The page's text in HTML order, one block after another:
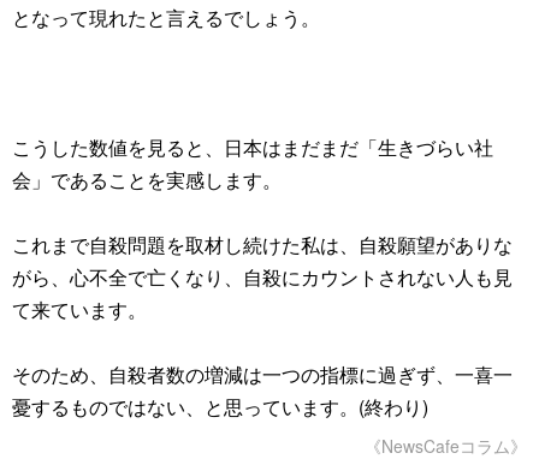
となって現れたと言えるでしょう。
こうした数値を見ると、日本はまだまだ「生きづらい社
会」であることを実感します。
これまで自殺問題を取材し続けた私は、自殺願望がありな
がら、心不全で亡くなり、自殺にカウントされない人も見
て来ています。
そのため、自殺者数の増減は一つの指標に過ぎず、一喜一
憂するものではない、と思っています。(終わり)
《NewsCafeコラム》